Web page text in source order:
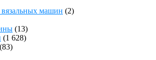
вязальных машин (2)
(13)
(1 628)
(83)